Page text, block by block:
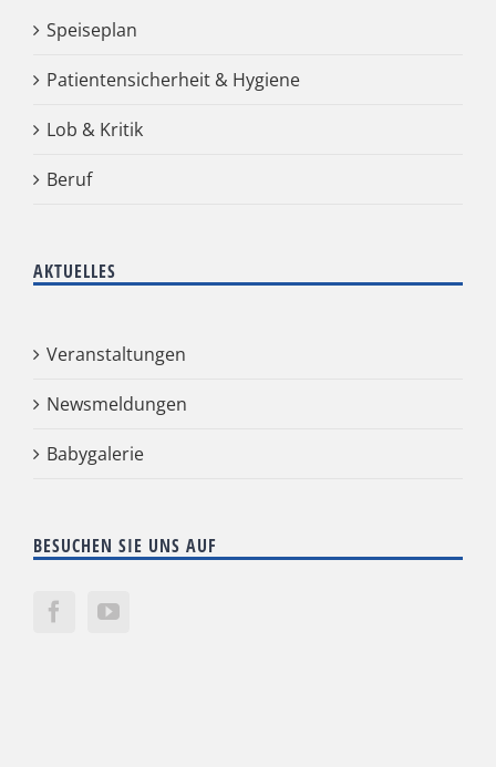
Speiseplan
Patientensicherheit & Hygiene
Lob & Kritik
Beruf
AKTUELLES
Veranstaltungen
Newsmeldungen
Babygalerie
BESUCHEN SIE UNS AUF